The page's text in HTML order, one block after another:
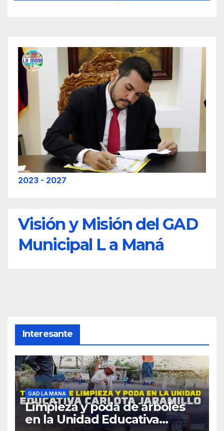
2023 - 2027
Visión y Misión del GAD
Municipal L a Maná
Interesante
GAD LA MANA
Limpieza y poda de árboles
en la Unidad Educativa